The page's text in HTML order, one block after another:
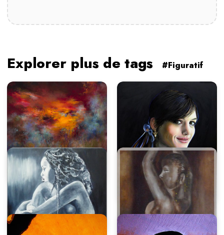
Explorer plus de tags #Figuratif